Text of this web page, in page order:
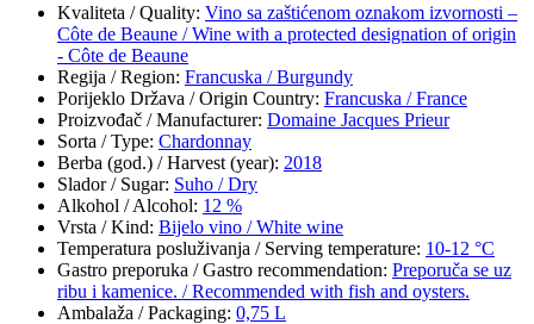
Kvaliteta / Quality: Vino sa zaštićenom oznakom izvornosti –
Côte de Beaune / Wine with a protected designation of origin
- Côte de Beaune
Regija / Region: Francuska / Burgundy
Porijeklo Država / Origin Country: Francuska / France
Proizvođač / Manufacturer: Domaine Jacques Prieur
Sorta / Type: Chardonnay
Berba (god.) / Harvest (year): 2018
Slador / Sugar: Suho / Dry
Alkohol / Alcohol: 12 %
Vrsta / Kind: Bijelo vino / White wine
Temperatura posluživanja / Serving temperature: 10-12 °C
Gastro preporuka / Gastro recommendation: Preporuča se uz
ribu i kamenice. / Recommended with fish and oysters.
Ambalaža / Packaging: 0,75 L